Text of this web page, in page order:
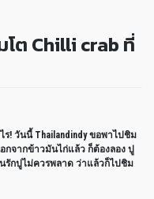
โต Chilli crab ที่
ร! วันนี้ Thailandindy ขอพาไปชิม
กจากข้าวมันไก่แล้ว ก็ต้องลอง ปู
รักปูไม่ควรพลาด ว่าแล้วก็ไปชิม